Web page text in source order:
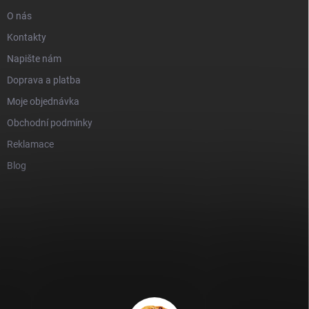
O nás
Kontakty
Napište nám
Doprava a platba
Moje objednávka
Obchodní podmínky
Reklamace
Blog